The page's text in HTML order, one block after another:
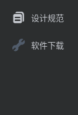
设计规范
软件下载